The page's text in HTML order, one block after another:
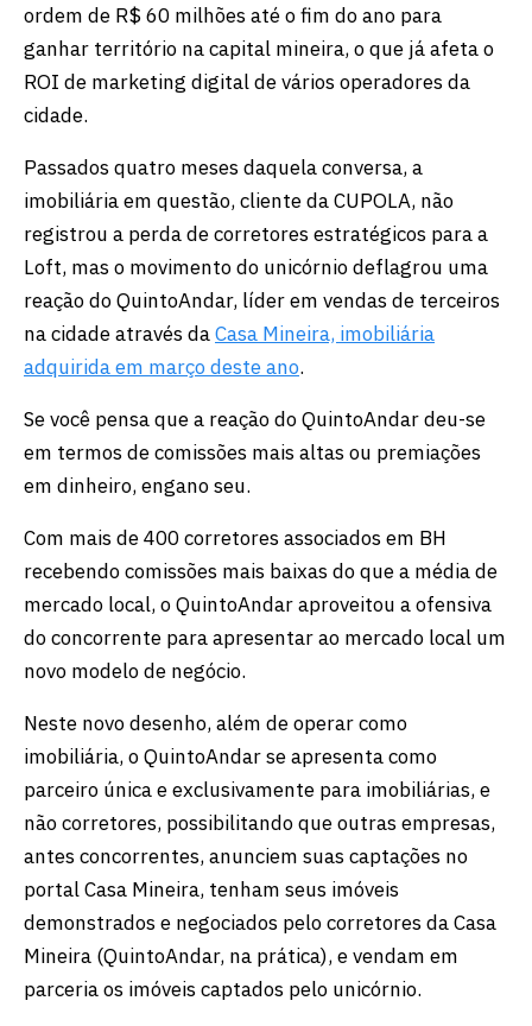
ordem de R$ 60 milhões até o fim do ano para
ganhar território na capital mineira, o que já afeta o
ROI de marketing digital de vários operadores da
cidade.
Passados quatro meses daquela conversa, a
imobiliária em questão, cliente da CUPOLA, não
registrou a perda de corretores estratégicos para a
Loft, mas o movimento do unicórnio deflagrou uma
reação do QuintoAndar, líder em vendas de terceiros
na cidade através daCasa Mineira, imobiliária
adquirida em março deste ano.
Se você pensa que a reação do QuintoAndar deu-se
em termos de comissões mais altas ou premiações
em dinheiro, engano seu.
Com mais de 400 corretores associados em BH
recebendo comissões mais baixas do que a média de
mercado local, o QuintoAndar aproveitou a ofensiva
do concorrente para apresentar ao mercado local um
novo modelo de negócio.
Neste novo desenho, além de operar como
imobiliária, o QuintoAndar se apresenta como
parceiro única e exclusivamente para imobiliárias, e
não corretores, possibilitando que outras empresas,
antes concorrentes, anunciem suas captações no
portal Casa Mineira, tenham seus imóveis
demonstrados e negociados pelo corretores da Casa
Mineira (QuintoAndar, na prática), e vendam em
parceria os imóveis captados pelo unicórnio.